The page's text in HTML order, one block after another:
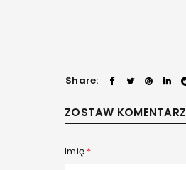
LOGOWANIE
Share:
ZOSTAW KOMENTARZ
Imię *